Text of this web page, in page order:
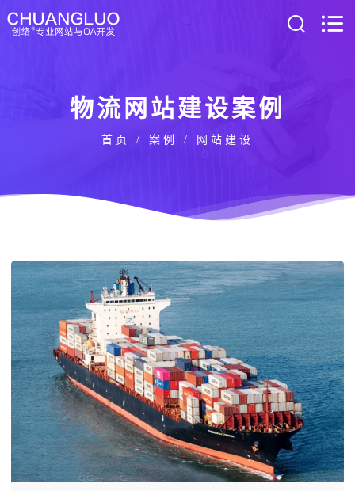
物流网站建设案例
首页 / 案例 / 网站建设